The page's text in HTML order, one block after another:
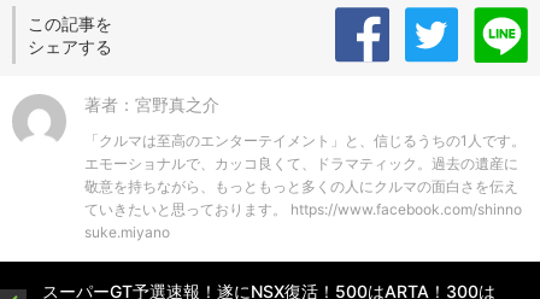
この記事を
シェアする
著者：宮野真之介
「クルマは至高のエンターテイメント」と、信じるうちの1人です。
エモーショナルで、カッコ良くて、ドラマティック。過去の遺産に
敬意を持ちながら、もっともっと多くの人にクルマの面白さを伝え
ていきたいと思っております。 https://www.facebook.com/shinno
suke.miyano
スーパーGT予選速報！遂にNSX復活！500はARTA！300は